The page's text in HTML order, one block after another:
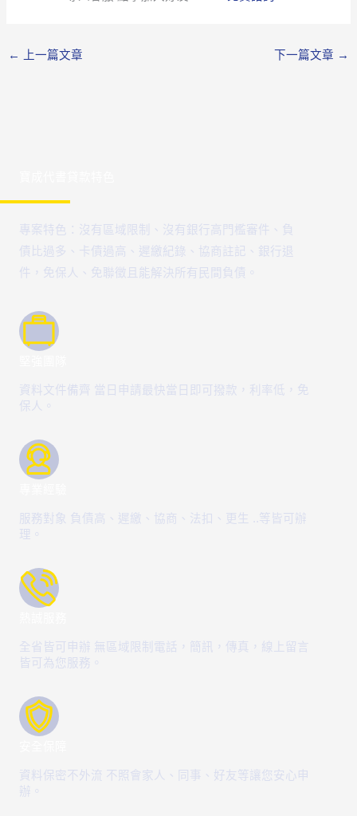
← 上一篇文章 下一篇文章 →
專案特色：沒有區域限制、沒有銀行高門檻審件、負
債比過多、卡債過高、遲繳紀錄、協商註記、銀行退
件，免保人、免聯徵且能解決所有民間負債。
資料文件備齊 當日申請最快當日即可撥款，利率低，免
保人。
服務對象 負債高、遲繳、協商、法扣、更生 ..等皆可辦
理。
全省皆可申辦 無區域限制電話，簡訊，傳真，線上留言
皆可為您服務。
資料保密不外流 不照會家人、同事、好友等讓您安心申
辦。